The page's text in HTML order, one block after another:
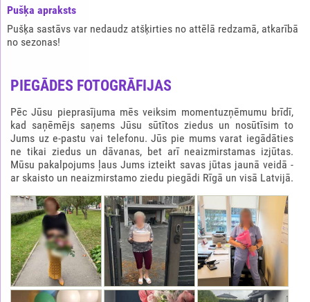
Pušķа apraksts
Pušķa sastāvs var nedaudz atšķirties no attēlā redzamā, atkarībā
no sezonas!
PIEGĀDES FOTOGRĀFIJAS
Pēc Jūsu pieprasījuma mēs veiksim momentuzņēmumu brīdī,
kad saņēmējs saņems Jūsu sūtītos ziedus un nosūtīsim to
Jums uz e-pastu vai telefonu. Jūs pie mums varat iegādāties
ne tikai ziedus un dāvanas, bet arī neaizmirstamas izjūtas.
Mūsu pakalpojums ļaus Jums izteikt savas jūtas jaunā veidā -
ar skaisto un neaizmirstamo ziedu piegādi Rīgā un visā Latvijā.